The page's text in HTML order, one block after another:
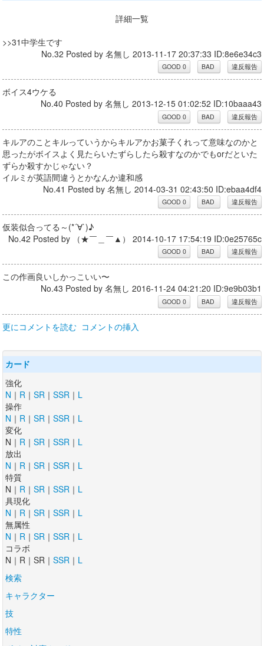
詳細一覧
>>31中学生です
No.32 Posted by 名無し 2013-11-17 20:37:33 ID:8e6e34c3
ボイス4ウケる
No.40 Posted by 名無し 2013-12-15 01:02:52 ID:10baaa43
キルアのことキルっていうからキルアかお菓子くれって意味なのかと
思ったがボイスよく見たらいたずらしたら殺すなのかでもorだといた
ずらか殺すかじゃない？
イルミが英語間違うとかなんか違和感
No.41 Posted by 名無し 2014-03-31 02:43:50 ID:ebaa4df4
仮装似合ってる～(*´∀`)♪
No.42 Posted by （★￣＿￣▲） 2014-10-17 17:54:19 ID:0e25765c
この作画良いしかっこいい〜
No.43 Posted by 名無し 2016-11-24 04:21:20 ID:9e9b03b1
更にコメントを読む コメントの挿入
カード
強化
N ｜ R ｜ SR ｜ SSR ｜ L
操作
N ｜ R ｜ SR ｜ SSR ｜ L
変化
N｜ R ｜ SR ｜ SSR ｜ L
放出
N ｜ R ｜ SR ｜ SSR ｜ L
特質
N｜ R ｜ SR ｜ SSR ｜ L
具現化
N ｜ R ｜ SR ｜ SSR ｜ L
無属性
N ｜ R ｜ SR ｜ SSR ｜ L
コラボ
N｜R｜SR｜ SSR ｜ L
検索
キャラクター
技
特性